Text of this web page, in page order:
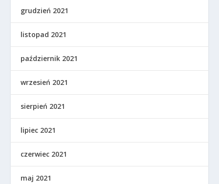
grudzień 2021
listopad 2021
październik 2021
wrzesień 2021
sierpień 2021
lipiec 2021
czerwiec 2021
maj 2021